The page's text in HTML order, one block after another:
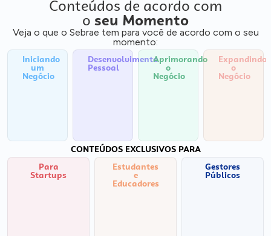
Conteúdos de acordo com
o seu Momento
Veja o que o Sebrae tem para você de acordo com o seu
momento:
Iniciando
um
Negócio
Desenvolvimento
Pessoal
Aprimorando
o
Negócio
Expandindo
o
Negócio
CONTEÚDOS EXCLUSIVOS PARA
Para
Startups
Estudantes
e
Educadores
Gestores
Públicos